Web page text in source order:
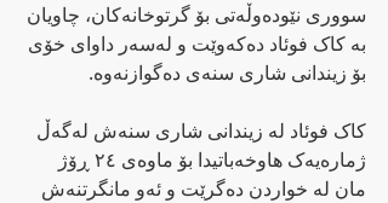
سووری نێودەوڵەتی بۆ گرتوخانەکان، چاویان
بە کاک فوئاد دەکەوێت و لەسەر داوای خۆی
بۆ زیندانی شاری سنەی دەگوازنەوە.
کاک فوئاد لە زیندانی شاری سنەش لەگەڵ
ژمارەیەک هاوخەباتیدا بۆ ماوەی ٢٤ ڕۆژ
مان لە خواردن دەگرێت و ئەو مانگرتنەش